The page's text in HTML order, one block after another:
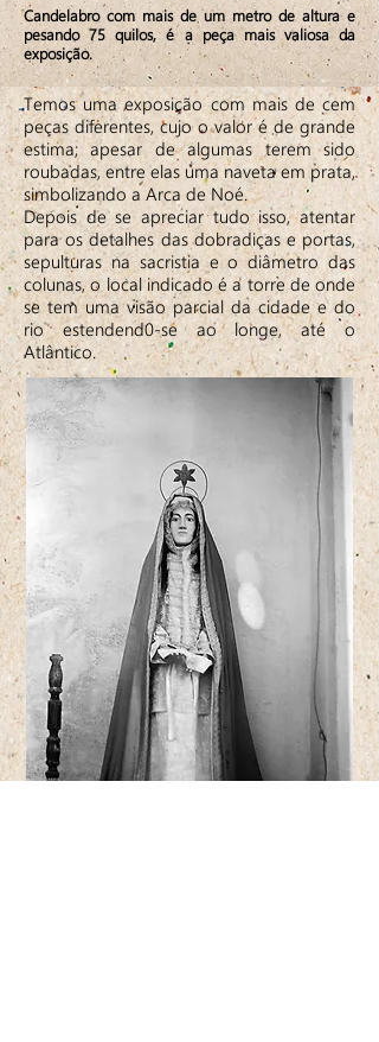
Candelabro com mais de um metro de altura e
pesando 75 quilos, é a peça mais valiosa da
exposição.
Temos uma exposição com mais de cem
peças diferentes, cujo o valor é de grande
estima; apesar de algumas terem sido
roubadas, entre elas uma naveta em prata,
simbolizando a Arca de Noé.
Depois de se apreciar tudo isso, atentar
para os detalhes das dobradiças e portas,
sepulturas na sacristia e o diâmetro das
colunas, o local indicado é a torre de onde
se tem uma visão parcial da cidade e do
rio estendend0-se ao longe, até o
Atlântico.